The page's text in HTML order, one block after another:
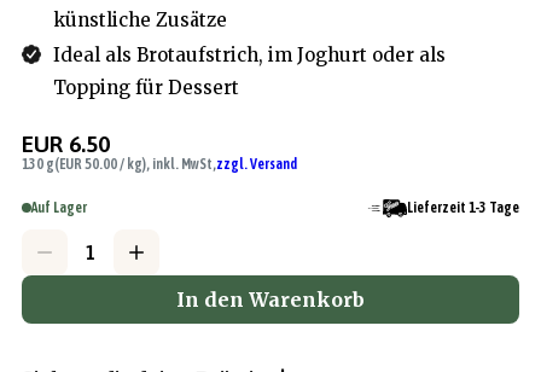
künstliche Zusätze
Ideal als Brotaufstrich, im Joghurt oder als
Topping für Dessert
EUR 6.50
130 g(EUR 50.00 / kg), inkl. MwSt,zzgl. Versand
Auf Lager Lieferzeit 1-3 Tage
In den Warenkorb